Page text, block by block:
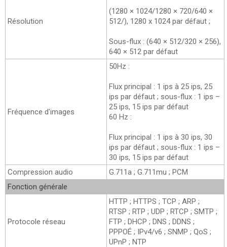
Résolution
(1280 × 1024/1280 × 720/640 ×
512/), 1280 x 1024 par défaut ;
Sous-flux : (640 × 512/320 × 256),
640 × 512 par défaut
Fréquence d'images
50Hz :
Flux principal : 1 ips à 25 ips, 25
ips par défaut ; sous-flux : 1 ips –
25 ips, 15 ips par défaut
60 Hz :
Flux principal : 1 ips à 30 ips, 30
ips par défaut ; sous-flux : 1 ips –
30 ips, 15 ips par défaut
Compression audio
G.711a ; G.711mu ; PCM
Fonction générale
Protocole réseau
HTTP ; HTTPS ; TCP ; ARP ;
RTSP ; RTP ; UDP ; RTCP ; SMTP ;
FTP ; DHCP ; DNS ; DDNS ;
PPPOÉ ; IPv4/v6 ; SNMP ; QoS ;
UPnP ; NTP